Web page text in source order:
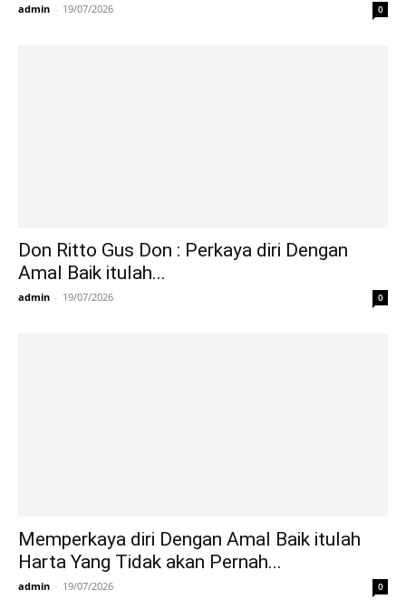
admin - 19/07/2026 0
Don Ritto Gus Don : Perkaya diri Dengan
Amal Baik itulah...
admin - 19/07/2026 0
Memperkaya diri Dengan Amal Baik itulah
Harta Yang Tidak akan Pernah...
admin - 19/07/2026 0